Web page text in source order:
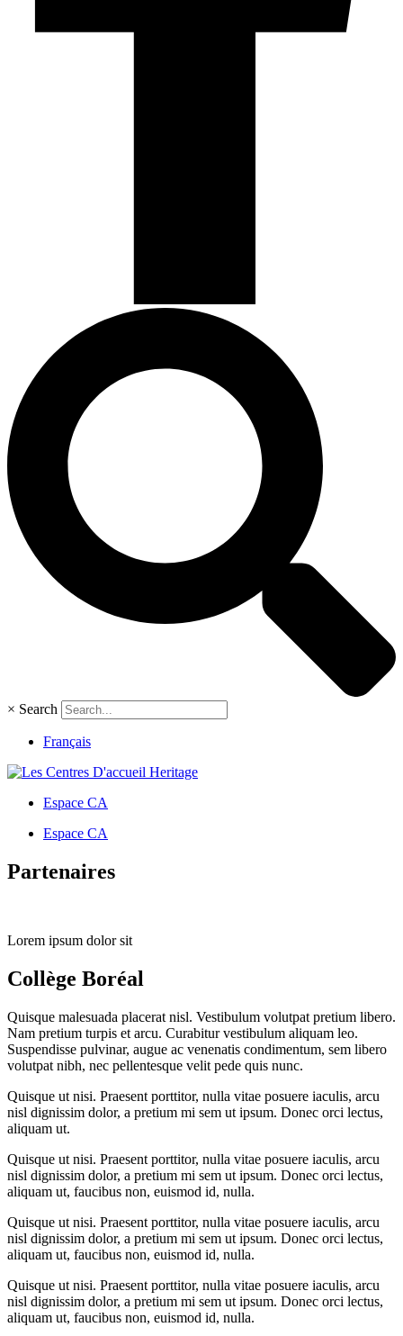
× Search
Français
Espace CA
Espace CA
Partenaires
Lorem ipsum dolor sit
Collège Boréal
Quisque malesuada placerat nisl. Vestibulum volutpat pretium libero.
Nam pretium turpis et arcu. Curabitur vestibulum aliquam leo.
Suspendisse pulvinar, augue ac venenatis condimentum, sem libero
volutpat nibh, nec pellentesque velit pede quis nunc.
Quisque ut nisi. Praesent porttitor, nulla vitae posuere iaculis, arcu
nisl dignissim dolor, a pretium mi sem ut ipsum. Donec orci lectus,
aliquam ut.
Quisque ut nisi. Praesent porttitor, nulla vitae posuere iaculis, arcu
nisl dignissim dolor, a pretium mi sem ut ipsum. Donec orci lectus,
aliquam ut, faucibus non, euismod id, nulla.
Quisque ut nisi. Praesent porttitor, nulla vitae posuere iaculis, arcu
nisl dignissim dolor, a pretium mi sem ut ipsum. Donec orci lectus,
aliquam ut, faucibus non, euismod id, nulla.
Quisque ut nisi. Praesent porttitor, nulla vitae posuere iaculis, arcu
nisl dignissim dolor, a pretium mi sem ut ipsum. Donec orci lectus,
aliquam ut, faucibus non, euismod id, nulla.